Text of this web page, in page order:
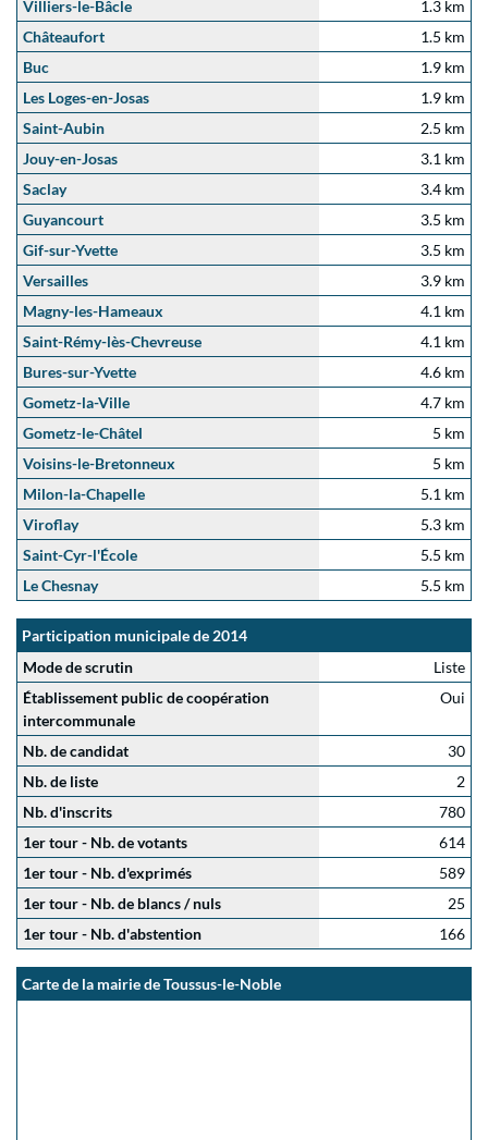
Villiers-le-Bâcle
1.3 km
Châteaufort
1.5 km
Buc
1.9 km
Les Loges-en-Josas
1.9 km
Saint-Aubin
2.5 km
Jouy-en-Josas
3.1 km
Saclay
3.4 km
Guyancourt
3.5 km
Gif-sur-Yvette
3.5 km
Versailles
3.9 km
Magny-les-Hameaux
4.1 km
Saint-Rémy-lès-Chevreuse
4.1 km
Bures-sur-Yvette
4.6 km
Gometz-la-Ville
4.7 km
Gometz-le-Châtel
5 km
Voisins-le-Bretonneux
5 km
Milon-la-Chapelle
5.1 km
Viroflay
5.3 km
Saint-Cyr-l'École
5.5 km
Le Chesnay
5.5 km
Participation municipale de 2014
Mode de scrutin
Liste
Établissement public de coopération
intercommunale
Oui
Nb. de candidat
30
Nb. de liste
2
Nb. d'inscrits
780
1er tour - Nb. de votants
614
1er tour - Nb. d'exprimés
589
1er tour - Nb. de blancs / nuls
25
1er tour - Nb. d'abstention
166
Carte de la mairie de Toussus-le-Noble